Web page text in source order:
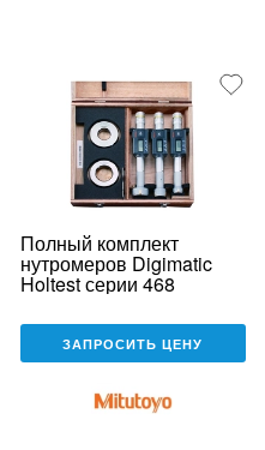
Полный комплект
нутромеров Digimatic
Holtest серии 468
ЗАПРОСИТЬ ЦЕНУ